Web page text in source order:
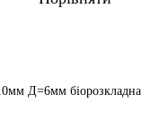
Д=6мм біорозкладна